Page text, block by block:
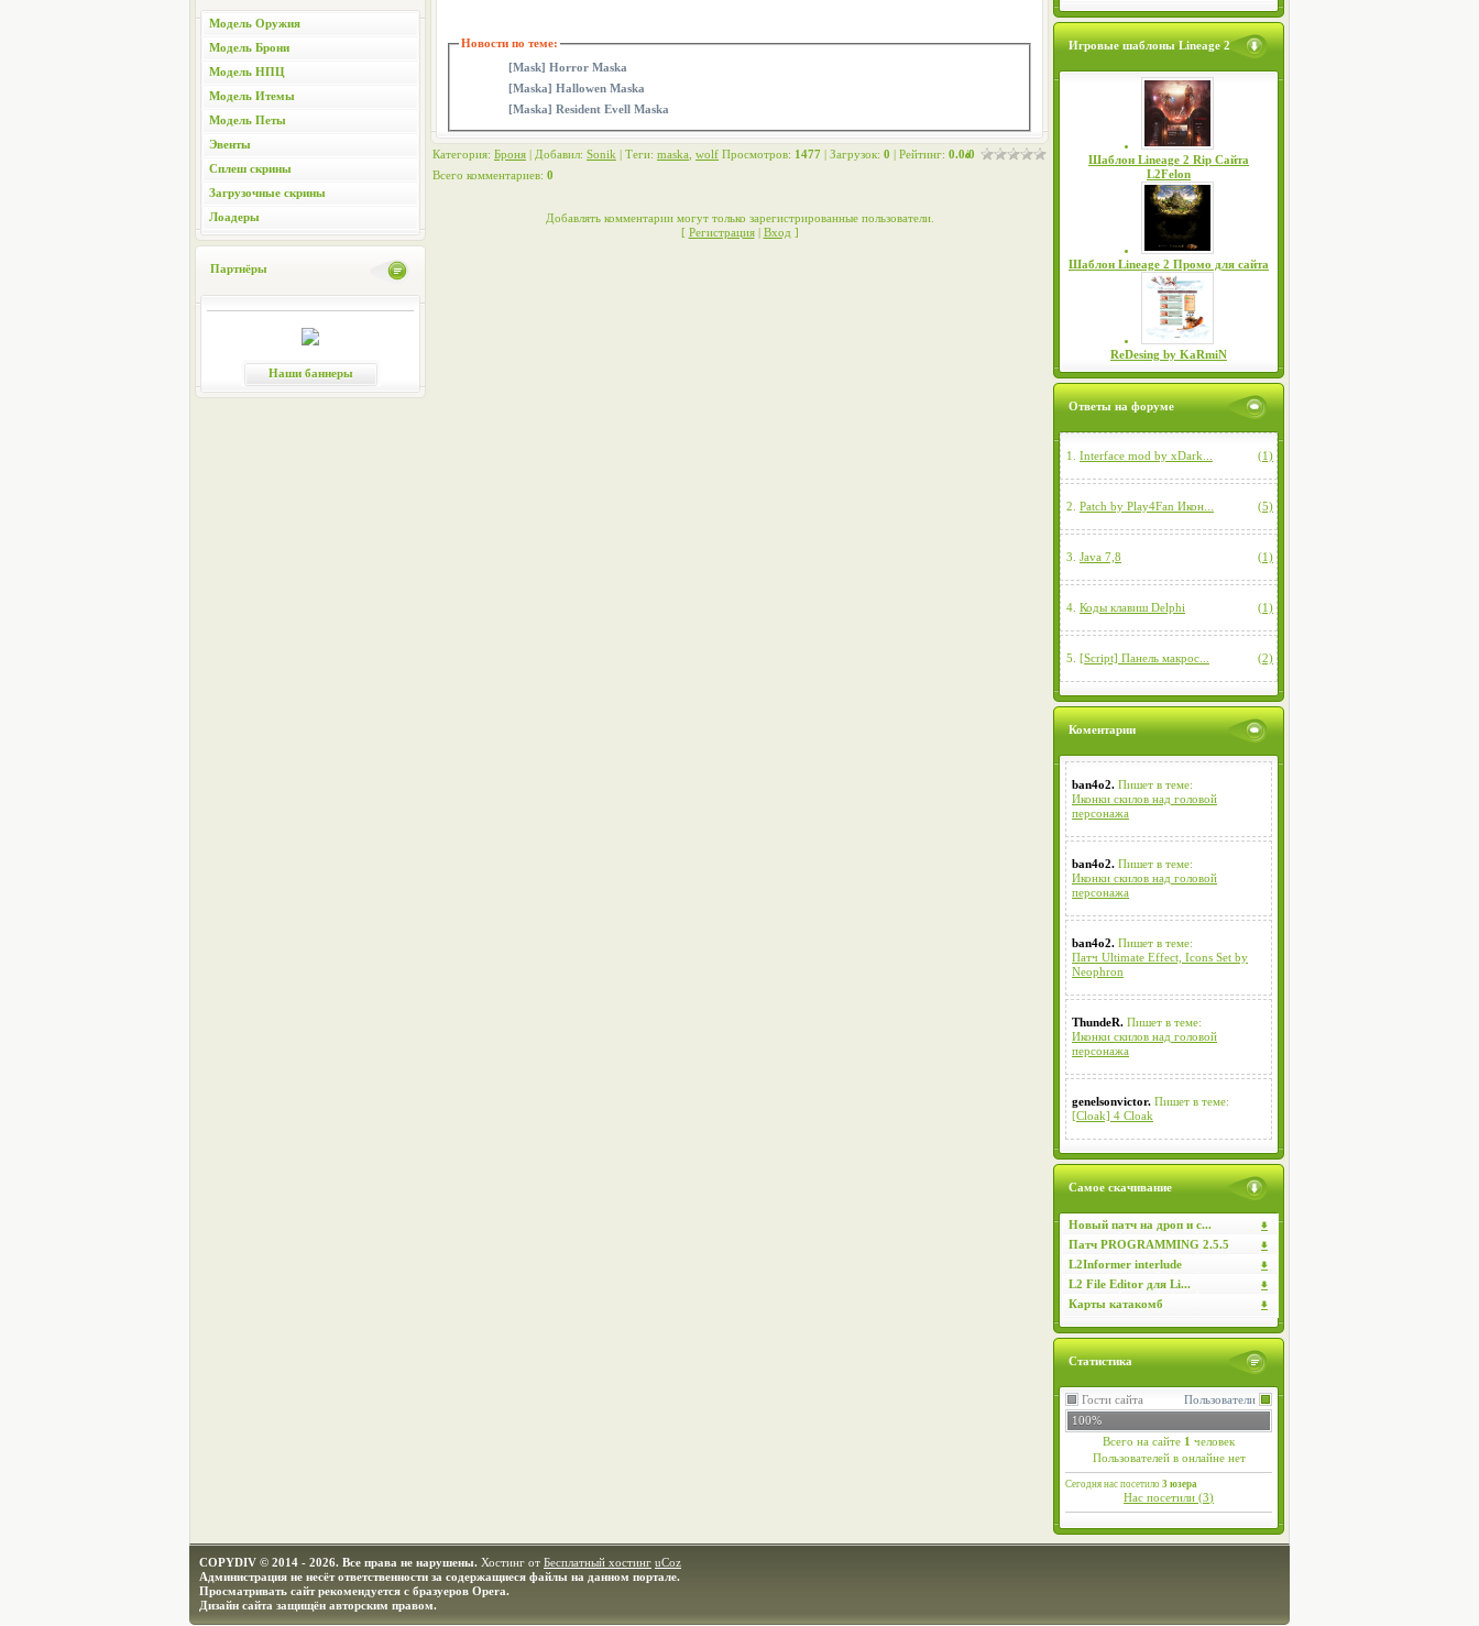
Модель Оружия
Модель Брони
Модель НПЦ
Модель Итемы
Модель Петы
Эвенты
Сплеш скрины
Загрузочные скрины
Лоадеры
Партнёры
Наши баннеры
Игровые шаблоны Lineage 2
Шаблон Lineage 2 Rip Сайта
L2Felon
Шаблон Lineage 2 Промо для сайта
ReDesing by KaRmiN
Ответы на форуме
1. Interface mod by xDark... (1)
2. Patch by Play4Fan Икон... (5)
3. Java 7,8 (1)
4. Коды клавиш Delphi (1)
5. [Script] Панель макрос... (2)
Коментарии
ban4o2. Пишет в теме:
Иконки скилов над головой
персонажа
ban4o2. Пишет в теме:
Иконки скилов над головой
персонажа
ban4o2. Пишет в теме:
Патч Ultimate Effect, Icons Set by
Neophron
ThundeR. Пишет в теме:
Иконки скилов над головой
персонажа
genelsonvictor. Пишет в теме:
[Cloak] 4 Cloak
Самое скачивание
Новый патч на дроп и с...
Патч PROGRAMMING 2.5.5
L2Informer interlude
L2 File Editor для Li...
Карты катакомб
Статистика
Пользователи
Гости сайта
100%
Всего на сайте 1 человек
Пользователей в онлайне нет
Сегодня нас посетило 3 юзера
Нас посетили (3)
Новости по теме:
[Mask] Horror Maska
[Maska] Hallowen Maska
[Maska] Resident Evell Maska
Категория: Броня | Добавил: Sonik | Теги: maska wolf Просмотров: 1477 | Загрузок: 0 | Рейтинг: 0.0/0
Всего комментариев: 0
Добавлять комментарии могут только зарегистрированные пользователи.
[ Регистрация| Вход ]
COPYDIV © 2014 - 2026. Все права не нарушены. Хостинг от Бесплатный хостинг uCoz
Администрация не несёт ответственности за содержащиеся файлы на данном портале.
Просматривать сайт рекомендуется с бразуеров Opera.
Дизайн сайта защищён авторским правом.